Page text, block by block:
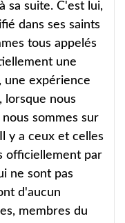
sa suite. C'est lui,
dans ses saints
tous appelés
une
une expérience
lorsque nous
sommes sur
y a ceux et celles
officiellement par
ne sont pas
d'aucun
membres du